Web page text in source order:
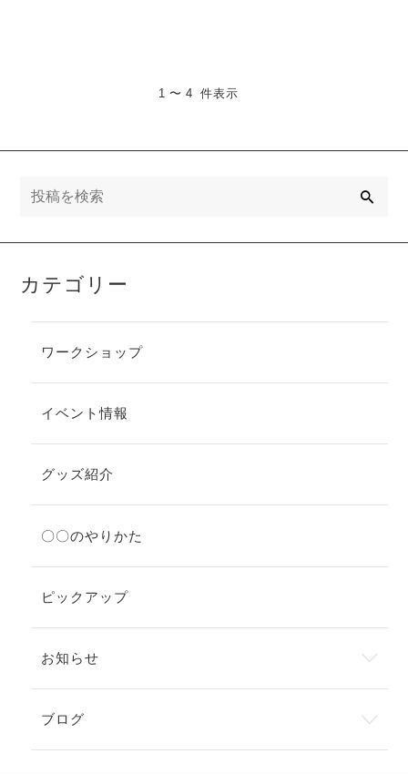
1 〜 4 件表示
カテゴリー
ワークショップ
イベント情報
グッズ紹介
〇〇のやりかた
ピックアップ
お知らせ
ブログ